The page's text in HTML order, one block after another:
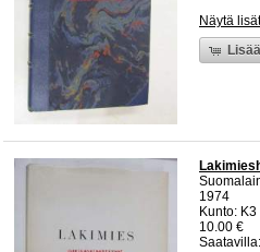
Näytä
1974
Kunto:
10.00 €